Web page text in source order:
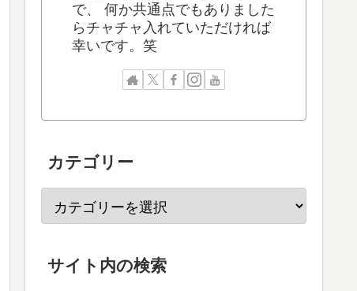
で、 何か共通点でもありました
らチャチャ入れていただければ
幸いです。笑
カテゴリー
サイト内の検索